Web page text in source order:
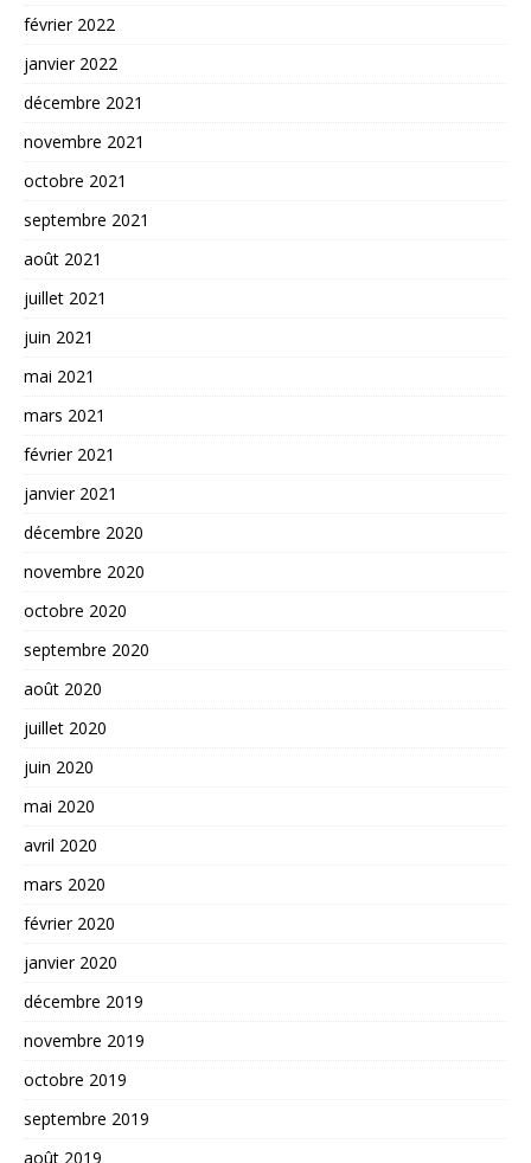
février 2022
janvier 2022
décembre 2021
novembre 2021
octobre 2021
septembre 2021
août 2021
juillet 2021
juin 2021
mai 2021
mars 2021
février 2021
janvier 2021
décembre 2020
novembre 2020
octobre 2020
septembre 2020
août 2020
juillet 2020
juin 2020
mai 2020
avril 2020
mars 2020
février 2020
janvier 2020
décembre 2019
novembre 2019
octobre 2019
septembre 2019
août 2019